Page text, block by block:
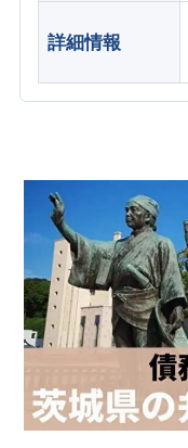
詳細情報